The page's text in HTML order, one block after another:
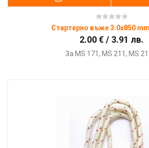
Стартерно въже 3.0x850
2.00 € / 3.91 лв.
За MS 171, MS 211, MS